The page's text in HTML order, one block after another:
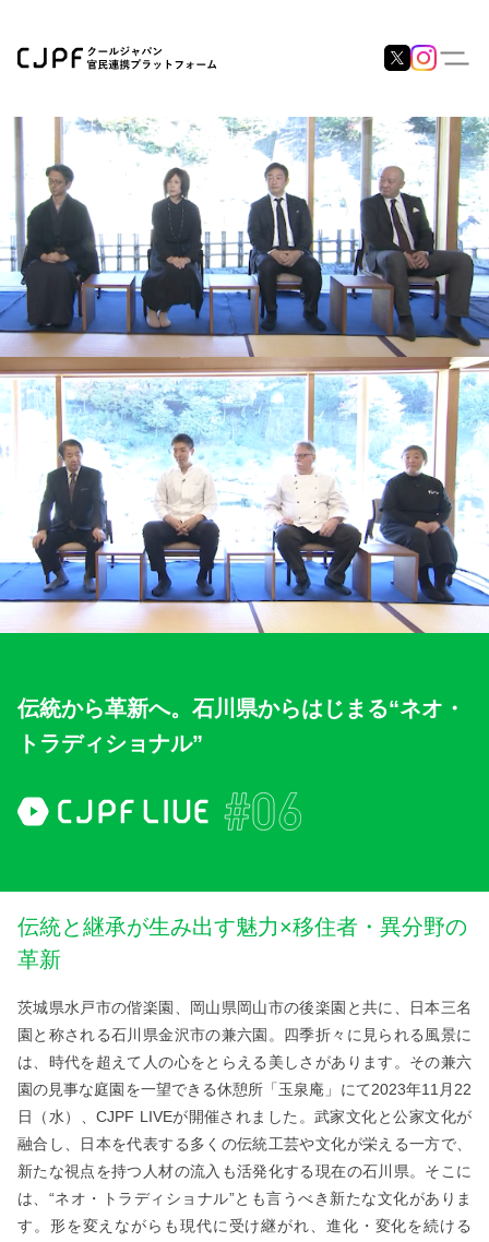
伝統から革新へ。石川県からはじまる“ネオ・
トラディショナル”
伝統と継承が生み出す魅力×移住者・異分野の
革新
茨城県水戸市の偕楽園、岡山県岡山市の後楽園と共に、日本三名
園と称される石川県金沢市の兼六園。四季折々に見られる風景に
は、時代を超えて人の心をとらえる美しさがあります。その兼六
園の見事な庭園を一望できる休憩所「玉泉庵」にて2023年11月22
日（水）、CJPF LIVEが開催されました。武家文化と公家文化が
融合し、日本を代表する多くの伝統工芸や文化が栄える一方で、
新たな視点を持つ人材の流入も活発化する現在の石川県。そこに
は、“ネオ・トラディショナル”とも言うべき新たな文化がありま
す。形を変えながらも現代に受け継がれ、進化・変化を続ける